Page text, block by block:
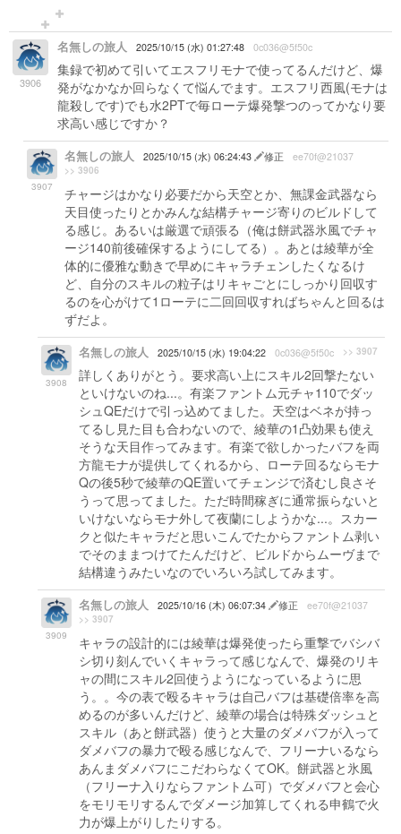
3906
名無しの旅人 2025/10/15 (水) 01:27:48 0c036@5f50c
集録で初めて引いてエスフリモナで使ってるんだけど、爆
発がなかなか回らなくて悩んでます。エスフリ西風(モナは
龍殺しです)でも水2PTで毎ローテ爆発撃つのってかなり要
求高い感じですか？
3907
名無しの旅人 2025/10/15 (水) 06:24:43 修正 ee70f@21037
>> 3906
チャージはかなり必要だから天空とか、無課金武器なら
天目使ったりとかみんな結構チャージ寄りのビルドして
る感じ。あるいは厳選で頑張る（俺は餅武器氷風でチャ
ージ140前後確保するようにしてる）。あとは綾華が全
体的に優雅な動きで早めにキャラチェンしたくなるけ
ど、自分のスキルの粒子はリキャごとにしっかり回収す
るのを心がけて1ローテに二回回収すればちゃんと回るは
ずだよ。
3908
名無しの旅人 2025/10/15 (水) 19:04:22 0c036@5f50c >> 3907
詳しくありがとう。要求高い上にスキル2回撃たない
といけないのね...。有楽ファントム元チャ110でダッ
シュQEだけで引っ込めてました。天空はベネが持っ
てるし見た目も合わないので、綾華の1凸効果も使え
そうな天目作ってみます。有楽で欲しかったバフを両
方龍モナが提供してくれるから、ローテ回るならモナ
Qの後5秒で綾華のQE置いてチェンジで済むし良さそ
うって思ってました。ただ時間稼ぎに通常振らないと
いけないならモナ外して夜蘭にしようかな...。スカー
クと似たキャラだと思いこんでたからファントム剥い
でそのままつけてたんだけど、ビルドからムーヴまで
結構違うみたいなのでいろいろ試してみます。
3909
名無しの旅人 2025/10/16 (木) 06:07:34 修正 ee70f@21037
>> 3907
キャラの設計的には綾華は爆発使ったら重撃でバシバ
シ切り刻んでいくキャラって感じなんで、爆発のリキ
ャの間にスキル2回使うようになっているように思
う。。今の表で殴るキャラは自己バフは基礎倍率を高
めるのが多いんだけど、綾華の場合は特殊ダッシュと
スキル（あと餅武器）使うと大量のダメバフが入って
ダメバフの暴力で殴る感じなんで、フリーナいるなら
あんまダメバフにこだわらなくてOK。餅武器と氷風
（フリーナ入りならファントム可）でダメバフと会心
をモリモリするんでダメージ加算してくれる申鶴で火
力が爆上がりしたりする。